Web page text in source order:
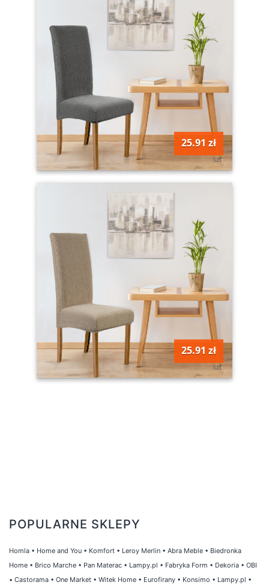
25.91 zł
szt
25.91 zł
szt
POPULARNE SKLEPY
Homla • Home and You • Komfort • Leroy Merlin • Abra Meble • Biedronka
Home • Brico Marche • Pan Materac • Lampy.pl • Fabryka Form • Dekoria • OBI
• Castorama • One Market • Witek Home • Eurofirany • Konsimo • Lampy.pl •